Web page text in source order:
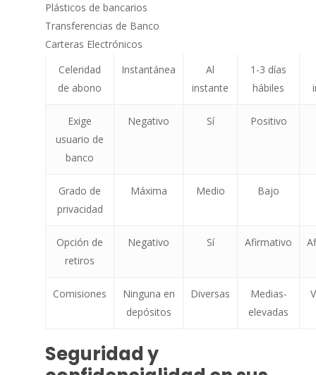
Plásticos de bancarios
Transferencias de Banco
Carteras Electrónicos
Celeridad
de abono
Instantánea
Al
instante
1-3 días
hábiles
Exige
usuario de
banco
Negativo Sí Positivo
Grado de
privacidad
Máxima Medio Bajo
Opción de
retiros
Negativo Sí Afirmativo
Comisiones
Ninguna en
depósitos
Diversas
Medias-
elevadas
Seguridad y